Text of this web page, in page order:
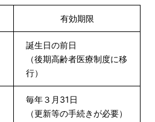
有効期限
誕生日の前日
（後期高齢者医療制度に移
行）
毎年３月31日
（更新等の手続きが必要）